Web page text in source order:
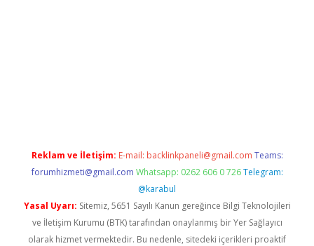
Reklam ve İletişim: E-mail: backlinkpaneli@gmail.com Teams:
forumhizmeti@gmail.com Whatsapp: 0262 606 0 726 Telegram:
@karabul
Yasal Uyarı: Sitemiz, 5651 Sayılı Kanun gereğince Bilgi Teknolojileri
ve İletişim Kurumu (BTK) tarafından onaylanmış bir Yer Sağlayıcı
olarak hizmet vermektedir. Bu nedenle, sitedeki içerikleri proaktif